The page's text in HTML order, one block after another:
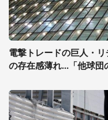
電撃トレードの巨人・
の存在感薄れ...「他球